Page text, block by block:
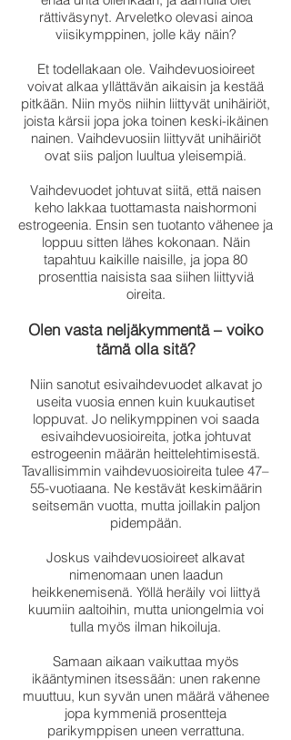
rättiväsynyt. Arveletko olevasi ainoa
viisikymppinen, jolle käy näin?
Et todellakaan ole. Vaihdevuosioireet
voivat alkaa yllättävän aikaisin ja kestää
pitkään. Niin myös niihin liittyvät unihäiriöt,
joista kärsii jopa joka toinen keski-ikäinen
nainen. Vaihdevuosiin liittyvät unihäiriöt
ovat siis paljon luultua yleisempiä.
Vaihdevuodet johtuvat siitä, että naisen
keho lakkaa tuottamasta naishormoni
estrogeenia. Ensin sen tuotanto vähenee ja
loppuu sitten lähes kokonaan. Näin
tapahtuu kaikille naisille, ja jopa 80
prosenttia naisista saa siihen liittyviä
oireita.
Olen vasta neljäkymmentä – voiko
tämä olla sitä?
Niin sanotut esivaihdevuodet alkavat jo
useita vuosia ennen kuin kuukautiset
loppuvat. Jo nelikymppinen voi saada
esivaihdevuosioireita, jotka johtuvat
estrogeenin määrän heittelehtimisestä.
Tavallisimmin vaihdevuosioireita tulee 47–
55-vuotiaana. Ne kestävät keskimäärin
seitsemän vuotta, mutta joillakin paljon
pidempään.
Joskus vaihdevuosioireet alkavat
nimenomaan unen laadun
heikkenemisenä. Yöllä heräily voi liittyä
kuumiin aaltoihin, mutta uniongelmia voi
tulla myös ilman hikoiluja.
Samaan aikaan vaikuttaa myös
ikääntyminen itsessään: unen rakenne
muuttuu, kun syvän unen määrä vähenee
jopa kymmeniä prosentteja
parikymppisen uneen verrattuna.